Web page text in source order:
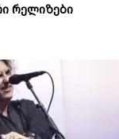
რელიზები